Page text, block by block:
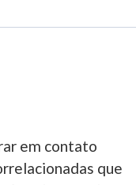
em contato
que